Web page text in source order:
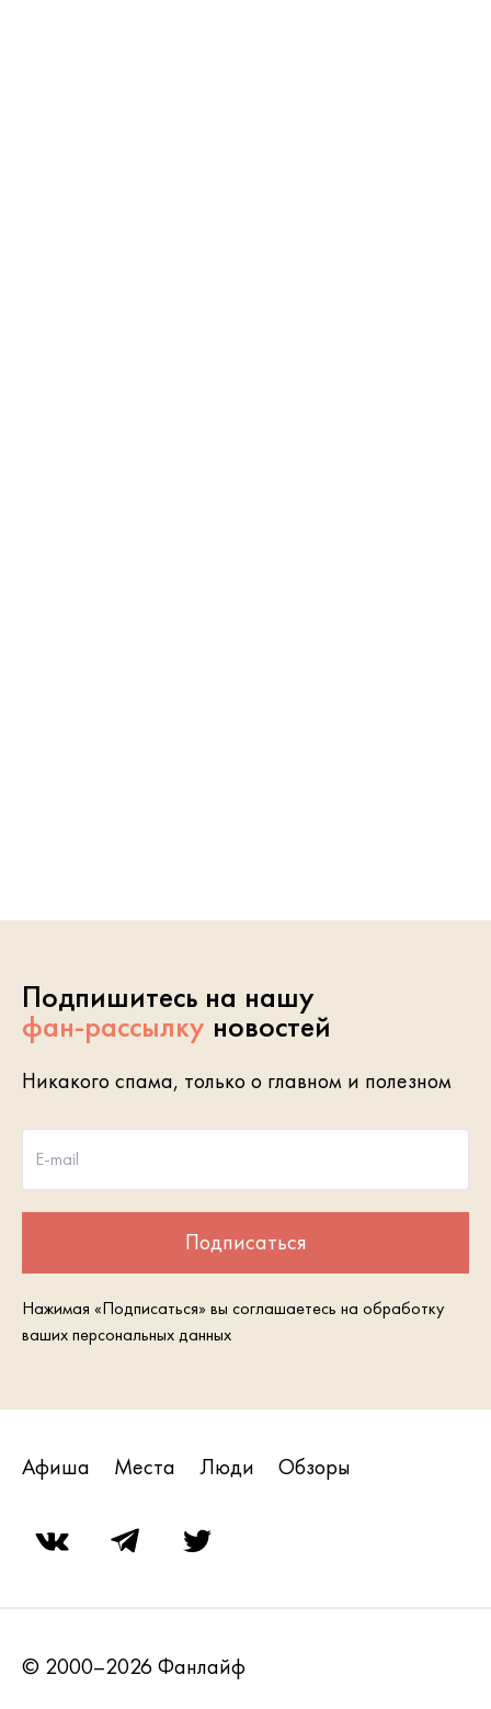
Подпишитесь на нашу
фан-рассылку новостей
Никакого спама, только о главном и полезном
E-mail
Подписаться
Нажимая «Подписаться» вы соглашаетесь на обработку
ваших персональных данных
Афиша Места Люди Обзоры
© 2000–2026 Фанлайф